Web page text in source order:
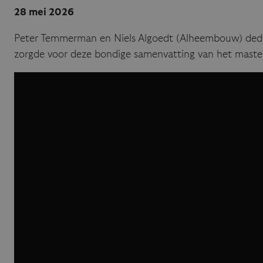
28 mei 2026
Peter Temmerman en Niels Algoedt (Alheembouw)
zorgde voor deze bondige samenvatting van het